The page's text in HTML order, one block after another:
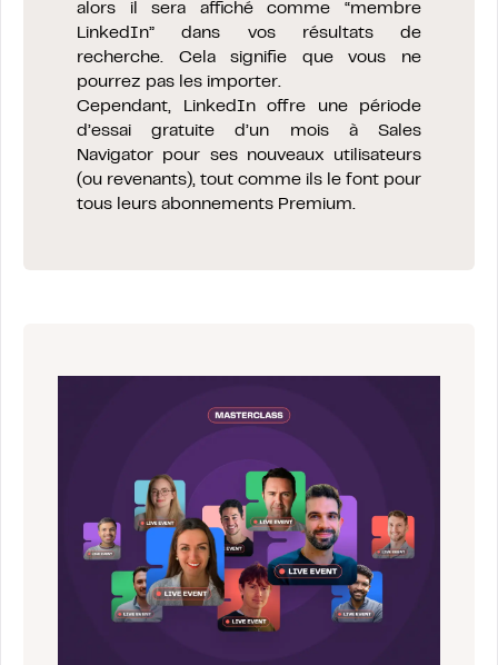
alors il sera affiché comme “membre
LinkedIn” dans vos résultats de
recherche. Cela signifie que vous ne
pourrez pas les importer.
Cependant, LinkedIn offre une période
d’essai gratuite d’un mois à Sales
Navigator pour ses nouveaux utilisateurs
(ou revenants), tout comme ils le font pour
tous leurs abonnements Premium.